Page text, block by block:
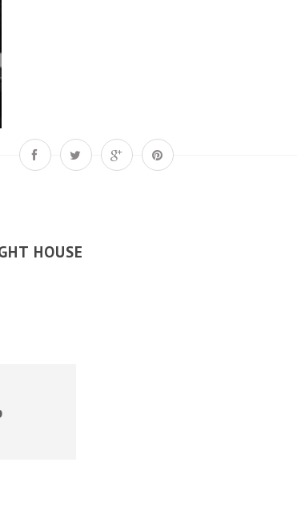
HOUSE